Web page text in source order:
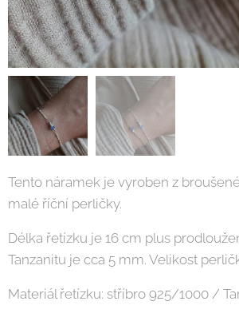
Tento náramek je vyroben z
malé říční perličky.
Délka řetízku je 16 cm plus
Tanzanitu je cca 5 mm. Velikost
Materiál řetízku: stříbro 925/1000 /